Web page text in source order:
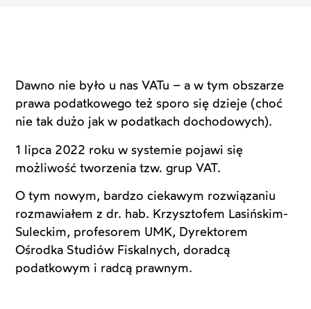
Dawno nie było u nas VATu – a w tym obszarze
prawa podatkowego też sporo się dzieje (choć
nie tak dużo jak w podatkach dochodowych).
1 lipca 2022 roku w systemie pojawi się
możliwość tworzenia tzw. grup VAT.
O tym nowym, bardzo ciekawym rozwiązaniu
rozmawiałem z dr. hab. Krzysztofem Lasińskim-
Suleckim, profesorem UMK, Dyrektorem
Ośrodka Studiów Fiskalnych, doradcą
podatkowym i radcą prawnym.